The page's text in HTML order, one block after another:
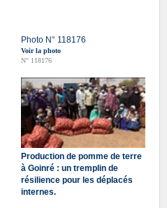
Photo N° 118176
Voir la photo
N° 118176
Production de pomme de terre
à Goinré : un tremplin de
résilience pour les déplacés
internes.